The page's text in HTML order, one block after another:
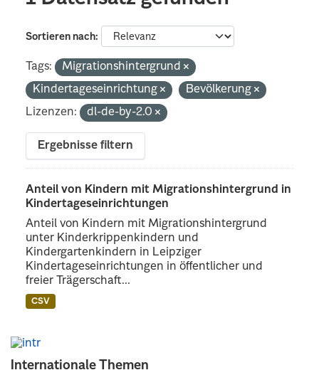
Internationale Themen
Sortieren nach
Tags:
Migrationshintergrund
Kindertageseinrichtung
Bevölkerung
Lizenzen:
dl-de-by-2.0
Ergebnisse filtern
Anteil von Kindern mit Migrationshintergrund in
Kindertageseinrichtungen
Anteil von Kindern mit Migrationshintergrund
unter Kinderkrippenkindern und
Kindergartenkindern in Leipziger
Kindertageseinrichtungen in öffentlicher und
freier Trägerschaft...
CSV